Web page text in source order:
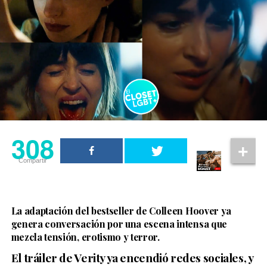
308
Compartir
La adaptación del bestseller de Colleen Hoover ya
genera conversación por una escena intensa que
mezcla tensión, erotismo y terror.
El tráiler de Verity ya encendió redes sociales, y